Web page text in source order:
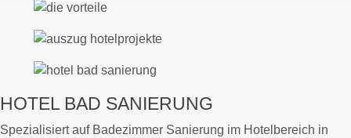
HOTEL BAD SANIERUNG
Spezialisiert auf Badezimmer Sanierung im Hotelbereich in